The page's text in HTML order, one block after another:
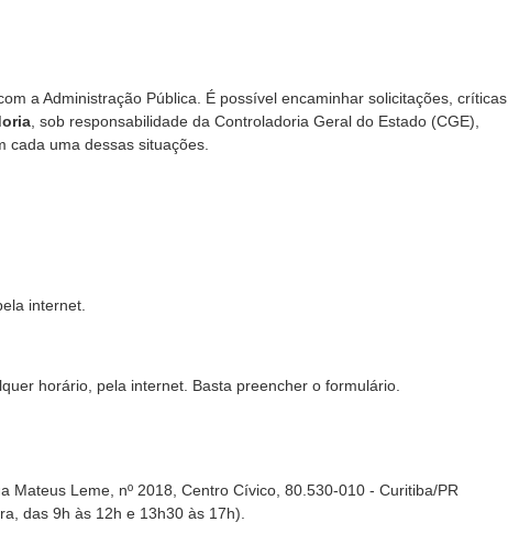
a Administração Pública. É possível encaminhar solicitações, críticas,
, sob responsabilidade da Controladoria Geral do Estado (CGE),
cada uma dessas situações.
internet.
horário, pela internet. Basta preencher o formulário.
Mateus Leme, nº 2018, Centro Cívico, 80.530-010 - Curitiba/PR
das 9h às 12h e 13h30 às 17h).